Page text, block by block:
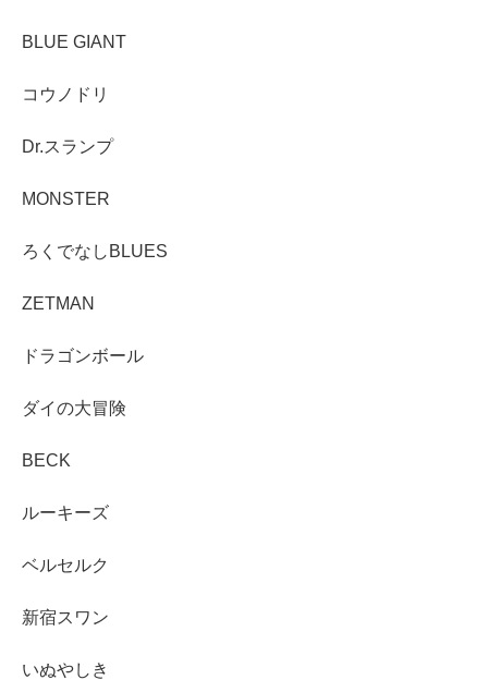
BLUE GIANT
コウノドリ
Dr.スランプ
MONSTER
ろくでなしBLUES
ZETMAN
ドラゴンボール
ダイの大冒険
BECK
ルーキーズ
ベルセルク
新宿スワン
いぬやしき